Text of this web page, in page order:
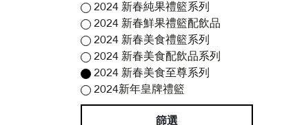
2024 新春純果禮籃系列
2024 新春鮮果禮籃配飲品
2024 新春美食禮籃系列
2024 新春美食配飲品系列
2024 新春美食至尊系列
2024新年皇牌禮籃
篩選